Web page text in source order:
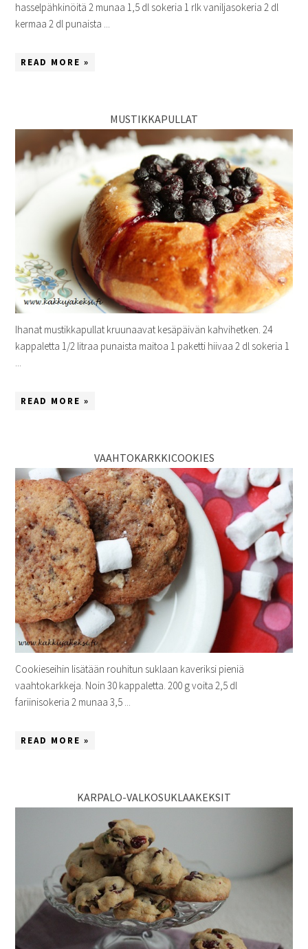
hasselpähkinöitä 2 munaa 1,5 dl sokeria 1 rlk vaniljasokeria 2 dl
kermaa 2 dl punaista ...
READ MORE »
MUSTIKKAPULLAT
Ihanat mustikkapullat kruunaavat kesäpäivän kahvihetken. 24
kappaletta 1/2 litraa punaista maitoa 1 paketti hiivaa 2 dl sokeria 1
...
READ MORE »
VAAHTOKARKKICOOKIES
Cookieseihin lisätään rouhitun suklaan kaveriksi pieniä
vaahtokarkkeja. Noin 30 kappaletta. 200 g voita 2,5 dl
fariinisokeria 2 munaa 3,5 ...
READ MORE »
KARPALO-VALKOSUKLAAKEKSIT